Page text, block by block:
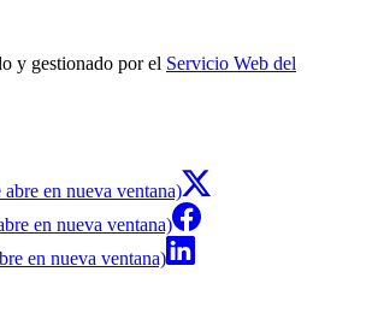
y gestionado por el Servicio Web del
en nueva ventana)
en nueva ventana)
en nueva ventana)